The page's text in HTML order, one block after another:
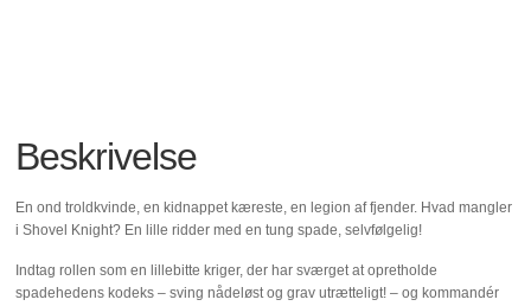
Beskrivelse
En ond troldkvinde, en kidnappet kæreste, en legion af fjender. Hvad mangler
i Shovel Knight? En lille ridder med en tung spade, selvfølgelig!
Indtag rollen som en lillebitte kriger, der har sværget at opretholde
spadehedens kodeks – sving nådeløst og grav utrætteligt! – og kommandér